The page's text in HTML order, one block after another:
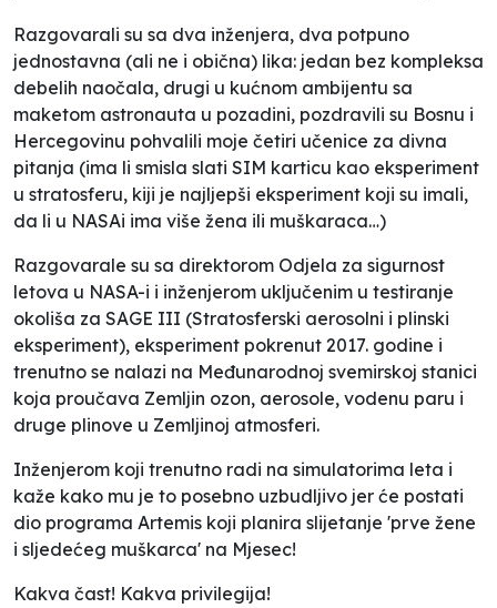
Razgovarali su sa dva inženjera, dva potpuno
jednostavna (ali ne i obična) lika: jedan bez kompleksa
debelih naočala, drugi u kućnom ambijentu sa
maketom astronauta u pozadini, pozdravili su Bosnu i
Hercegovinu pohvalili moje četiri učenice za divna
pitanja (ima li smisla slati SIM karticu kao eksperiment
u stratosferu, kiji je najljepši eksperiment koji su imali,
da li u NASAi ima više žena ili muškaraca…)
Razgovarale su sa direktorom Odjela za sigurnost
letova u NASA-i i inženjerom uključenim u testiranje
okoliša za SAGE III (Stratosferski aerosolni i plinski
eksperiment), eksperiment pokrenut 2017. godine i
trenutno se nalazi na Međunarodnoj svemirskoj stanici
koja proučava Zemljin ozon, aerosole, vodenu paru i
druge plinove u Zemljinoj atmosferi.
Inženjerom koji trenutno radi na simulatorima leta i
kaže kako mu je to posebno uzbudljivo jer će postati
dio programa Artemis koji planira slijetanje 'prve žene
i sljedećeg muškarca' na Mjesec!
Kakva čast! Kakva privilegija!